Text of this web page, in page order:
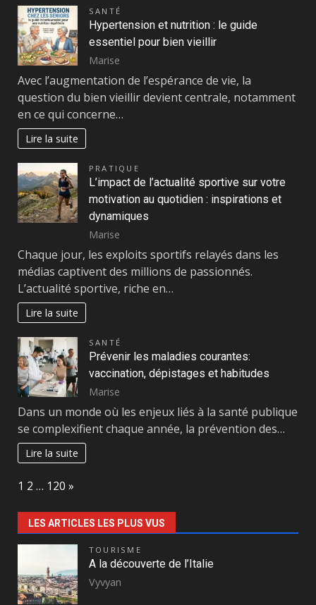
SANTÉ
Hypertension et nutrition : le guide
essentiel pour bien vieillir
Marise
Avec l’augmentation de l’espérance de vie, la
question du bien vieillir devient centrale, notamment
en ce qui concerne…
Lire la suite
PRATIQUE
L’impact de l’actualité sportive sur votre
motivation au quotidien : inspirations et
dynamiques
Marise
Chaque jour, les exploits sportifs relayés dans les
médias captivent des millions de passionnés.
L’actualité sportive, riche en…
Lire la suite
SANTÉ
Prévenir les maladies courantes:
vaccination, dépistages et habitudes
Marise
Dans un monde où les enjeux liés à la santé publique
se complexifient chaque année, la prévention des…
Lire la suite
Page:
1 2 … 120 Next
»
LES ARTICLES LES PLUS VUS
TOURISME
A la découverte de l’Italie
Vyvyan